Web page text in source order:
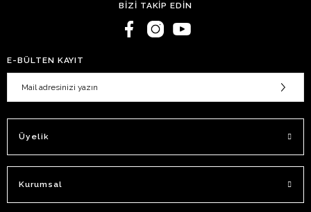
BİZİ TAKİP EDİN
E-BÜLTEN KAYIT
Üyelik
Kurumsal